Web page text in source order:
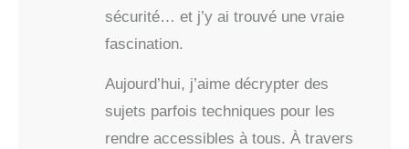
sécurité… et j’y ai trouvé une vraie
fascination.
Aujourd’hui, j’aime décrypter des
sujets parfois techniques pour les
rendre accessibles à tous. À travers